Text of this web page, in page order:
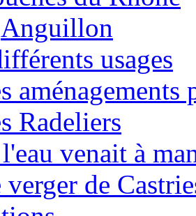
Anguillon
usages
Radeliers
venait à
verger de